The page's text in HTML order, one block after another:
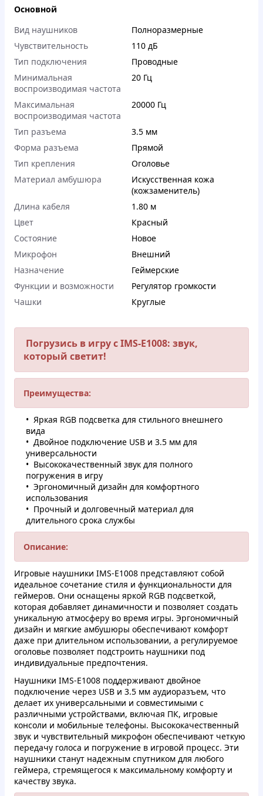
Основной
Вид наушников
Полноразмерные
Чувствительность
110 дБ
Тип подключения
Проводные
Минимальная
воспроизводимая частота
20 Гц
Максимальная
воспроизводимая частота
20000 Гц
Тип разъема
3.5 мм
Форма разъема
Прямой
Тип крепления
Оголовье
Материал амбушюра
Искусственная кожа
(кожзаменитель)
Длина кабеля
1.80 м
Цвет
Красный
Состояние
Новое
Микрофон
Внешний
Назначение
Геймерские
Функции и возможности
Регулятор громкости
Чашки
Круглые
Погрузись в игру с IMS-E1008: звук,
который светит!
Преимущества:
Яркая RGB подсветка для стильного внешнего
вида
Двойное подключение USB и 3.5 мм для
универсальности
Высококачественный звук для полного
погружения в игру
Эргономичный дизайн для комфортного
использования
Прочный и долговечный материал для
длительного срока службы
Описание:
Игровые наушники IMS-E1008 представляют собой
идеальное сочетание стиля и функциональности для
геймеров. Они оснащены яркой RGB подсветкой,
которая добавляет динамичности и позволяет создать
уникальную атмосферу во время игры. Эргономичный
дизайн и мягкие амбушюры обеспечивают комфорт
даже при длительном использовании, а регулируемое
оголовье позволяет подстроить наушники под
индивидуальные предпочтения.
Наушники IMS-E1008 поддерживают двойное
подключение через USB и 3.5 мм аудиоразъем, что
делает их универсальными и совместимыми с
различными устройствами, включая ПК, игровые
консоли и мобильные телефоны. Высококачественный
звук и чувствительный микрофон обеспечивают четкую
передачу голоса и погружение в игровой процесс. Эти
наушники станут надежным спутником для любого
геймера, стремящегося к максимальному комфорту и
качеству звука.